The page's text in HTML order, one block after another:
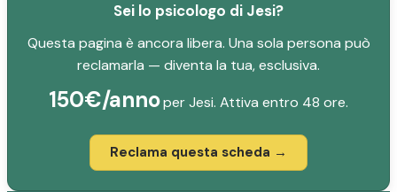
Sei lo psicologo di Jesi?
Questa pagina è ancora libera. Una sola persona può
reclamarla — diventa la tua, esclusiva.
150€/annoper Jesi. Attiva entro 48 ore.
Reclama questa scheda →